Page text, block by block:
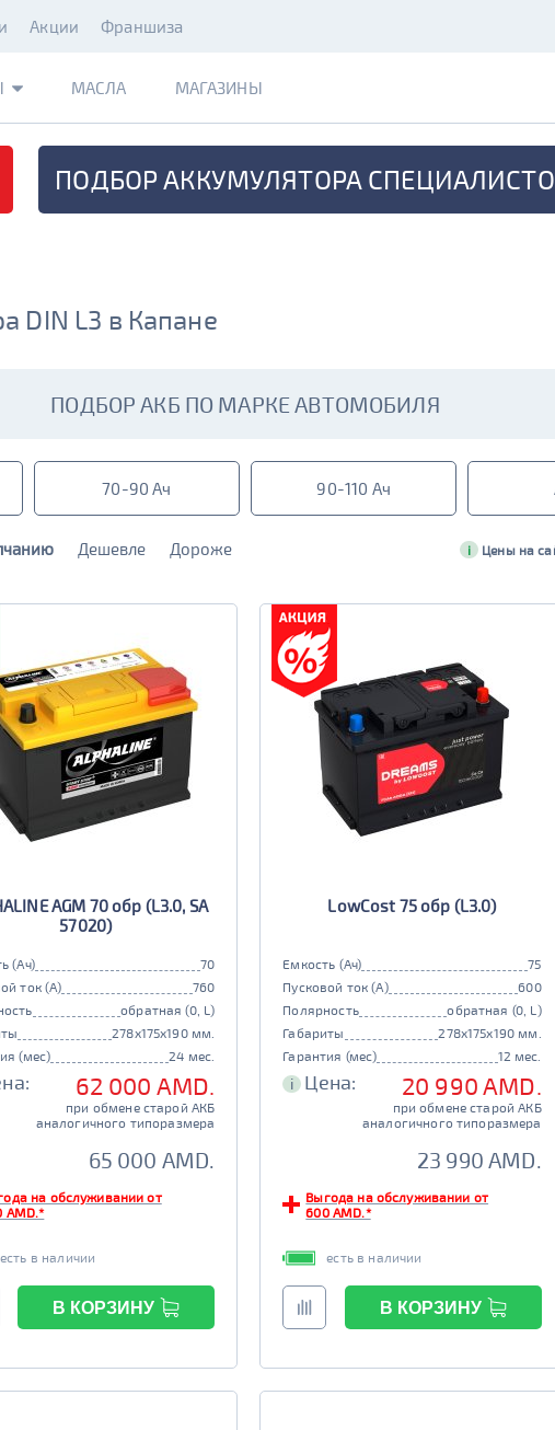
Акции Франшиза
МАСЛА МАГАЗИНЫ
ПОДБОР АККУМУЛЯТОРА
DIN L3 в Капане
ПОДБОР АКБ ПО МАРКЕ АВТОМОБИЛЯ
70-90 Ач 90-110 Ач
Дешевле Дороже i Цены на
AGM 70 обр (L3.0, SA
57020)
(Ач)
70
ток (А)
760
обратная (0, L)
278x175x190 мм.
(мес)
24 мес.
62 000 AMD.
при обмене старой АКБ
аналогичного типоразмера
65 000 AMD.
на обслуживании от
AMD.*
есть в наличии
В КОРЗИНУ
LowCost 75 обр (L3.0)
Емкость (Ач)
75
Пусковой ток (А)
600
Полярность
обратная (0, L)
Габариты
278x175x190 мм.
Гарантия (мес)
12 мес.
i Цена: 20 990 AMD.
при обмене старой АКБ
аналогичного типоразмера
23 990 AMD.
Выгода на обслуживании от
600 AMD.*
есть в наличии
В КОРЗИНУ